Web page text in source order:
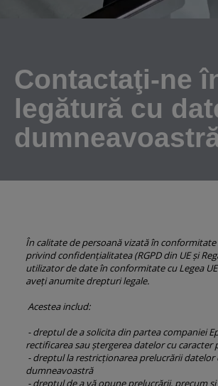
Contactaţi-ne
legătură cu